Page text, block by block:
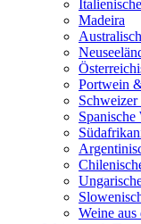
Madeira
Portwein
Schweizer
Spanische
Weine